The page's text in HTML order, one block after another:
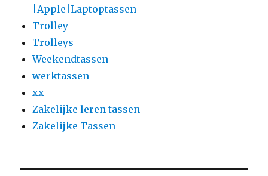
|Apple|Laptoptassen
Trolley
Trolleys
Weekendtassen
werktassen
xx
Zakelijke leren tassen
Zakelijke Tassen